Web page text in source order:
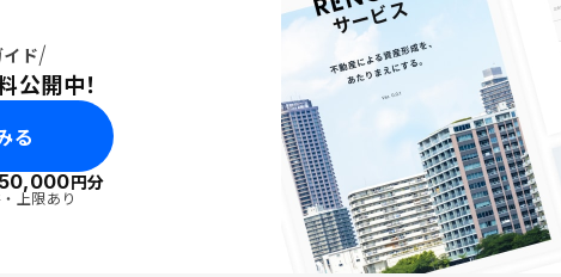
ド
公開中！
る
50,000円分
上限あり